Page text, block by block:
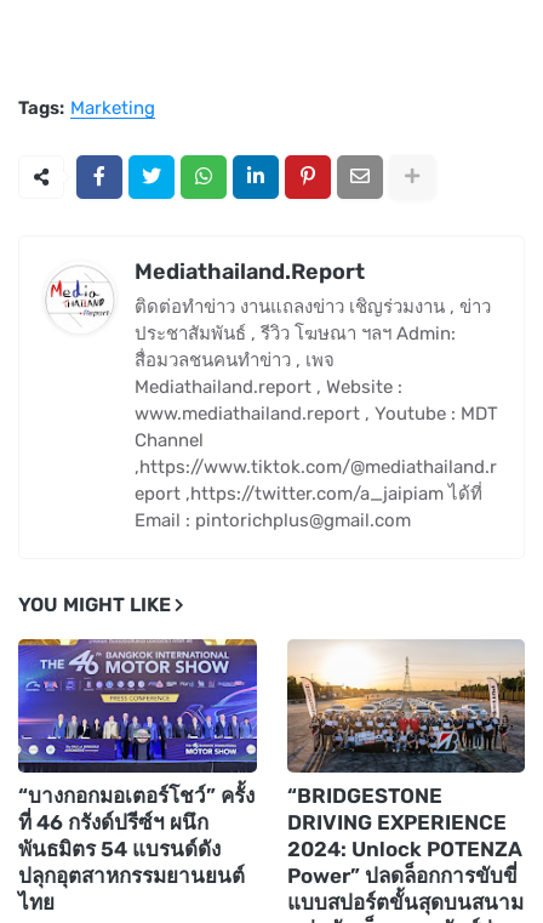
Tags: Marketing
Mediathailand.Report
ติดต่อทำข่าว งานแถลงข่าว เชิญร่วมงาน , ข่าว
ประชาสัมพันธ์ , รีวิว โฆษณา ฯลฯ Admin:
สื่อมวลชนคนทำข่าว , เพจ
Mediathailand.report , Website :
www.mediathailand.report , Youtube : MDT
Channel
,https://www.tiktok.com/@mediathailand.r
eport ,https://twitter.com/a_jaipiam ได้ที่
Email : pintorichplus@gmail.com
YOU MIGHT LIKE
“บางกอกมอเตอร์โชว์” ครั้ง
ที่ 46 กรังด์ปรีซ์ฯ ผนึก
พันธมิตร 54 แบรนด์ดัง
ปลุกอุตสาหกรรมยานยนต์
ไทย
“BRIDGESTONE
DRIVING EXPERIENCE
2024: Unlock POTENZA
Power” ปลดล็อกการขับขี่
แบบสปอร์ตขั้นสุดบนสนาม